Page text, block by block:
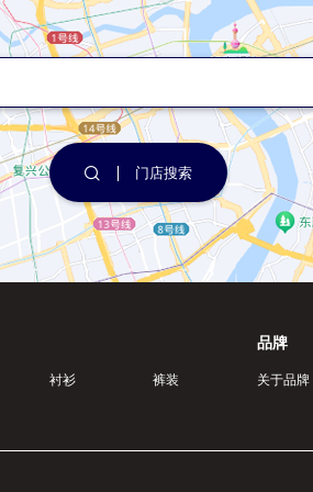
门店搜索
衬衫 裤装
品牌
关于品牌